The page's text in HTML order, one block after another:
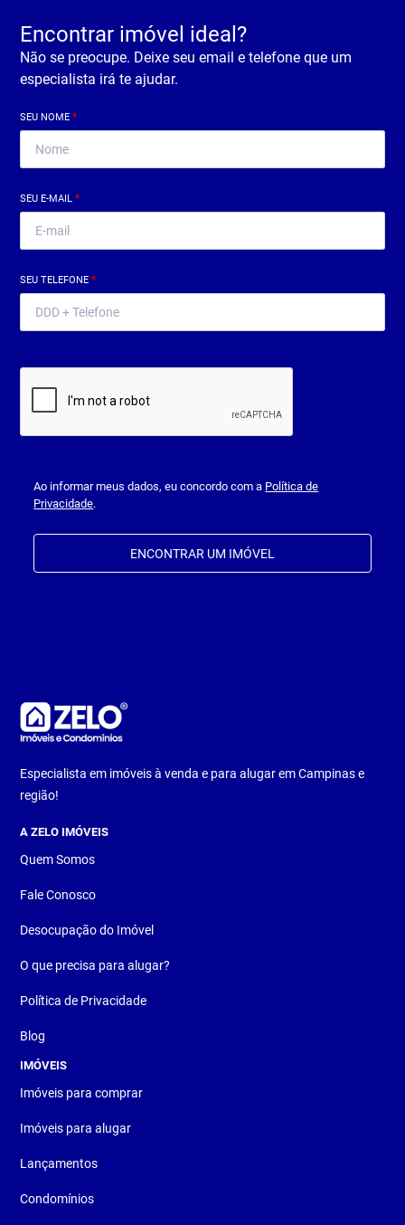
Encontrar imóvel ideal?
Não se preocupe. Deixe seu email e telefone que um
especialista irá te ajudar.
SEU NOME*
SEU E-MAIL*
SEU TELEFONE*
Ao informar meus dados, eu concordo com a Política de
Privacidade.
ENCONTRAR UM IMÓVEL
Especialista em imóveis à venda e para alugar em Campinas e
região!
A ZELO IMÓVEIS
Quem Somos
Fale Conosco
Desocupação do Imóvel
O que precisa para alugar?
Política de Privacidade
Blog
IMÓVEIS
Imóveis para comprar
Imóveis para alugar
Lançamentos
Condomínios